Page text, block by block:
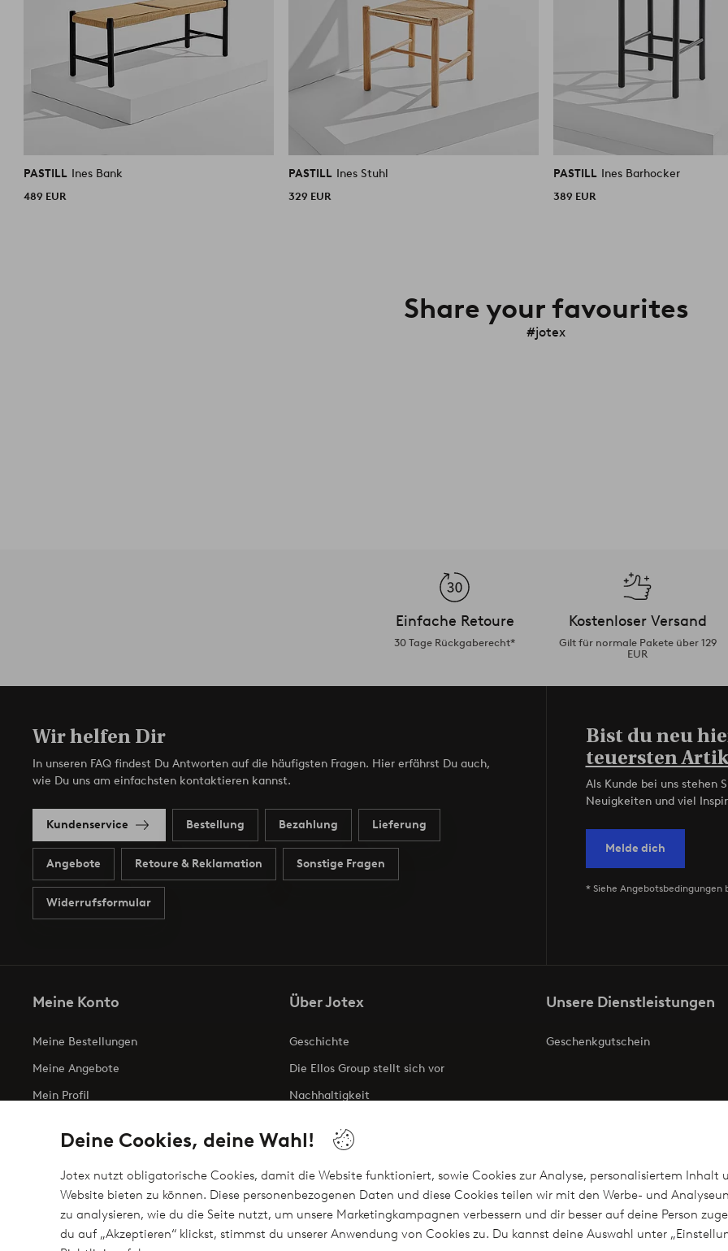
Deine Cookies, deine Wahl!
Jotex nutzt obligatorische Cookies, damit die Website funktioniert, sowie Cookies zur Analyse, personalisiertem Inhalt
Website bieten zu können. Diese personenbezogenen Daten und diese Cookies teilen wir mit den Werbe- und
zu analysieren, wie du die Seite nutzt, um unsere Marketingkampagnen verbessern und dir besser auf deine Person
du auf „Akzeptieren“ klickst, stimmst du unserer Anwendung von Cookies zu. Du kannst deine Auswahl unter
PASTILL Ines Bank
489 EUR
PASTILL Ines Stuhl
329 EUR
PASTILL Ines Barhocker
389 EUR
Share your favourites
#jotex
Einfache Retoure
30 Tage Rückgaberecht*
Kostenloser Versand
Gilt für normale Pakete über 129
EUR
Wir helfen Dir
In unseren FAQ findest Du Antworten auf die häufigsten Fragen. Hier erfährst Du auch,
wie Du uns am einfachsten kontaktieren kannst.
Kundenservice Bestellung Bezahlung Lieferung
Angebote Retoure & Reklamation Sonstige Fragen
Widerrufsformular
Bist du neu
teuersten
Als Kunde bei uns stehen
Neuigkeiten und viel
Melde dich
* Siehe Angebotsbedingungen
Meine Konto
Meine Bestellungen
Meine Angebote
Mein Profil
Über Jotex
Geschichte
Die Ellos Group stellt sich vor
Nachhaltigkeit
Erklärung zur Barrierefreiheit
Unsere Dienstleistungen
Geschenkgutschein
Sichere Zahlungen - Jetzt bezahlen oder aufteilen
Möchtest du mehr über unsere Zahlungsmöglichkeiten